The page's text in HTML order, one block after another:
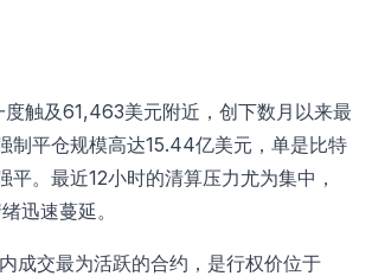
触及61,463美元附近，创下数月以来最
制平仓规模高达15.44亿美元，单是比特
。最近12小时的清算压力尤为集中，
迅速蔓延。
成交最为活跃的合约，是行权价位于